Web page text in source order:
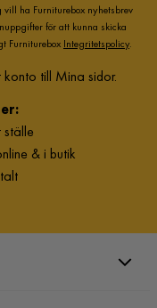
mina jaktvapen
ha Furniturebox nyhetsbrev
för att kunna skicka
Furniturebox Integritetspolicy.
till Mina sidor.
& i butik